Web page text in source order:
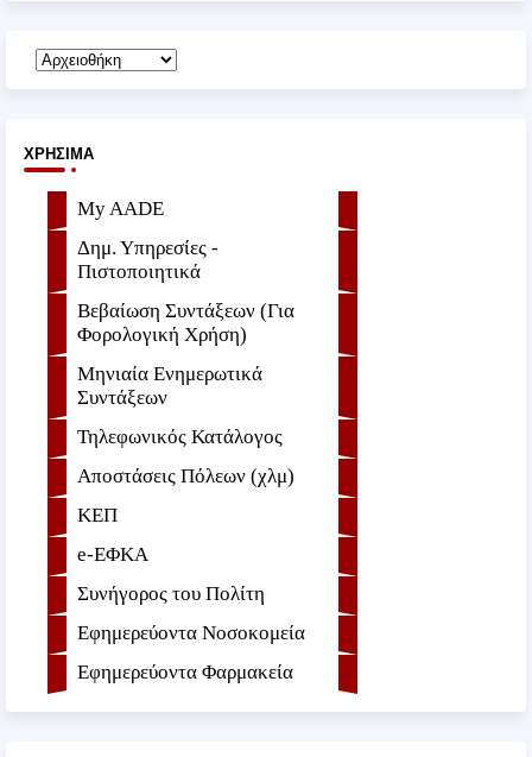
ΧΡΉΣΙΜΑ
My AADE
Δημ. Υπηρεσίες -
Πιστοποιητικά
Βεβαίωση Συντάξεων (Για
Φορολογική Χρήση)
Μηνιαία Ενημερωτικά
Συντάξεων
Τηλεφωνικός Κατάλογος
Αποστάσεις Πόλεων (χλμ)
ΚΕΠ
e-ΕΦKA
Συνήγορος του Πολίτη
Εφημερεύοντα Νοσοκομεία
Εφημερεύοντα Φαρμακεία